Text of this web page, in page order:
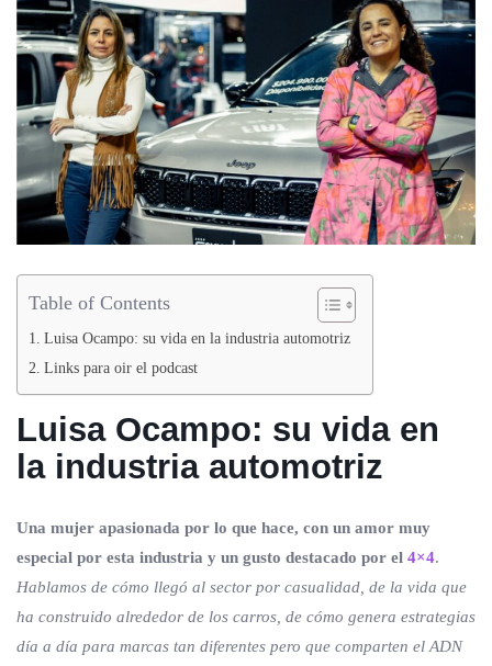
Table of Contents
Luisa Ocampo: su vida en la industria automotriz
Links para oir el podcast
Luisa Ocampo: su vida en
la industria automotriz
Una mujer apasionada por lo que hace, con un amor muy
especial por esta industria y un gusto destacado por el 4×4.
Hablamos de cómo llegó al sector por casualidad, de la vida que
ha construido alrededor de los carros, de cómo genera estrategias
día a día para marcas tan diferentes pero que comparten el ADN